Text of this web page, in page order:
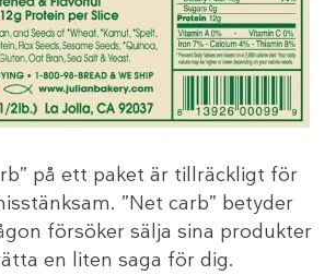
på ett paket är tillräckligt för
”Net carb” betyder
försöker sälja sina produkter
en liten saga för dig.